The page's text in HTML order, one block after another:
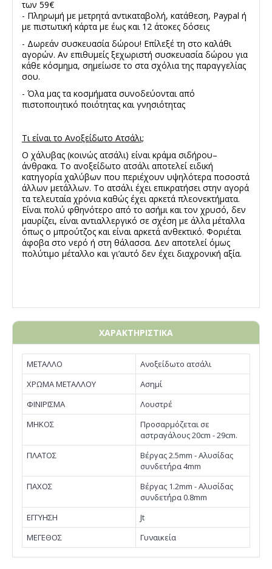
των 59€
- Πληρωμή με μετρητά αντικαταβολή, κατάθεση, Paypal ή
με πιστωτική κάρτα με έως και 12 άτοκες δόσεις
- Δωρεάν συσκευασία δώρου! Επίλεξέ τη στο καλάθι
αγορών. Αν επιθυμείς ξεχωριστή συσκευασία δώρου για
κάθε κόσμημα, σημείωσε το στα σχόλια της παραγγελίας
σου.
- Όλα μας τα κοσμήματα συνοδεύονται από
πιστοποιητικό ποιότητας και γνησιότητας
Τι είναι το Ανοξείδωτο Ατσάλι;
Ο χάλυβας (κοινώς ατσάλι) είναι κράμα σιδήρου–
άνθρακα. Το ανοξείδωτο ατσάλι αποτελεί ειδική
κατηγορία χαλύβων που περιέχουν υψηλότερα ποσοστά
άλλων μετάλλων. Το ατσάλι έχει επικρατήσει στην αγορά
τα τελευταία χρόνια καθώς έχει αρκετά πλεονεκτήματα.
Είναι πολύ φθηνότερο από το ασήμι και τον χρυσό, δεν
μαυρίζει, είναι αντιαλλεργικό σε σχέση με άλλα μέταλλα
όπως ο μπρούτζος και είναι αρκετά ανθεκτικό. Φοριέται
άφοβα στο νερό ή στη θάλασσα. Δεν αποτελεί όμως
πολύτιμο μέταλλο και γι’αυτό δεν έχει διαχρονική αξία.
ΧΑΡΑΚΤΗΡΙΣΤΙΚΑ
ΜΕΤΑΛΛΟ
Ανοξείδωτο ατσάλι
ΧΡΩΜΑ ΜΕΤΑΛΛΟΥ
Ασημί
ΦΙΝΙΡΙΣΜΑ
Λουστρέ
ΜΗΚΟΣ
Προσαρμόζεται σε
αστραγάλους 20cm - 29cm.
ΠΛΑΤΟΣ
Βέργας 2.5mm - Αλυσίδας
συνδετ΄ήρα 4mm
ΠΑΧΟΣ
Βέργας 1.2mm - Αλυσίδας
συνδετ΄ήρα 0.8mm
EΓΓΥΗΣΗ
Jt
ΜΕΓΕΘΟΣ
Γυναικεία